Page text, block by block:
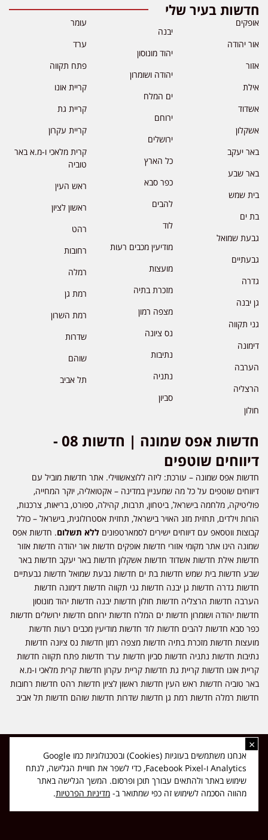
חדשות בעיר שלי
אופקים
אור יהודה
אזור
אילת
אשדוד
אשקלון
באר יעקב
באר שבע
בית שמש
בת ים
גבעת שמואל
גבעתיים
גדרה
גן יבנה
גני תקווה
דימונה
הערבה
הרצליה
חולון
יבנה
יהוד מונוסון
יהודה ושומרון
ים המלח
ירוחם
ירושלים
כל הארץ
כפר סבא
להבים
לוד
מודיעין מכבים רעות
מועצות
מזכרת בתיה
מצפה רמון
נס ציונה
נתיבות
נתניה
סביון
עומר
ערד
פתח תקווה
קריית אונו
קריית גת
קריית עקרון
קרית מלאכי ו-מ.א באר
טוביה
ראש העין
ראשון לציון
רהט
רחובות
רמלה
רמת גן
רמת השרון
שדרות
שוהם
תל אביב
חדשות אפס שמונה | חדשות 08 -
דיווחים שוטפים
חדשות אפס שמונה – עורכת: ליזה ללוצאשווילי. אתר חדשות מוביל עם
דיווחים שוטפים על כל מה שמעניין במדינה – אקטואליה, יוקר המחייה,
פוליטיקה, מלחמה בישראל, ביטחון, תרבות, קהילה, ספורט, בריאות, צרכנות,
הורות וילדים, תחזית מזג האויר בישראל, תחזית אסטרולוגית, בישראל – כולל
קבוצות ווטסאפ עם דיווחים ישירים לסמארטפונים ללא תשלום. חדשות אפס
שמונה הינו אתר מקומי אזורי חדשות אופקים חדשות אור יהודה חדשות אזור
חדשות אילת חדשות אשדוד חדשות אשקלון חדשות באר יעקב חדשות באר
שבע חדשות בית שמש חדשות בת ים חדשות גבעת שמואל חדשות גבעתיים
חדשות גדרה חדשות גן יבנה חדשות גני תקווה חדשות דימונה חדשות
הערבה חדשות הרצליה חדשות חולון חדשות יבנה חדשות יהוד מונוסון
חדשות יהודה ושומרון חדשות ים המלח חדשות ירוחם חדשות ירושלים חדשות
כפר סבא חדשות להבים חדשות לוד חדשות מודיעין מכבים רעות חדשות
מועצות חדשות מזכרת בתיה חדשות מצפה רמון חדשות נס ציונה חדשות
נתיבות חדשות נתניה חדשות סביון חדשות ערד חדשות פתח תקווה חדשות
קריית אונו חדשות קריית גת חדשות קריית עקרון חדשות קרית מלאכי ו-מ.א
באר טוביה חדשות ראש העין חדשות ראשון לציון חדשות רהט חדשות רחובות
חדשות רמלה חדשות רמת גן חדשות שדרות חדשות שוהם חדשות תל אביב
כל הזכויות שמורות ל-ליזה ללוצאשווילי - חדשות אפס שמונה - דיווחים בזמן
אמת, נוסד בשנת 2019 | טל' לפרסומים 054-9759222 מייל מערכת
news08.net@gmail.com
Made with ❤ byDIGITA
×
אנחנו משתמשים בעוגיות (Cookies) ובטכנולוגיות כמו Google
Analytics ו-Facebook Pixel, כדי לשפר את חוויית הגלישה, לנתח
שימוש באתר ולהתאים עבורך תוכן ופרסום. המשך הגלישה באתר
מהווה הסכמה לשימוש זה כפי שמתואר ב- מדיניות הפרטיות.